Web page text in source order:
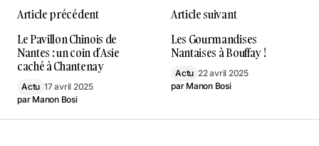
Article précédent
Le Pavillon Chinois de
Nantes : un coin d’Asie
caché à Chantenay
Actu 17 avril 2025
par Manon Bosi
Article suivant
Les Gourmandises
Nantaises à Bouffay !
Actu 22 avril 2025
par Manon Bosi